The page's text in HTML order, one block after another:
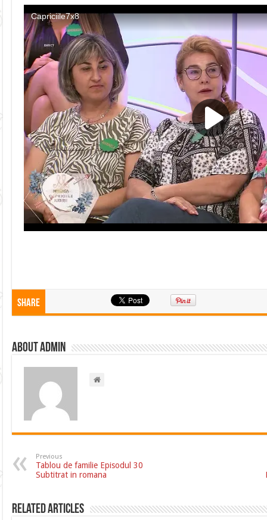
Share
About admin
Previous
Tablou de familie Episodul 30
Subtitrat in romana
Related Articles